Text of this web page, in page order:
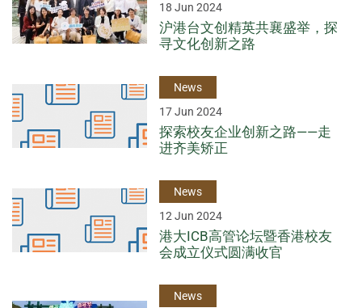
18 Jun 2024
沪港台文创精英共襄盛举，探
寻文化创新之路
News
17 Jun 2024
探索校友企业创新之路——走
进齐美矫正
News
12 Jun 2024
港大ICB高管论坛暨香港校友
会成立仪式圆满收官
News